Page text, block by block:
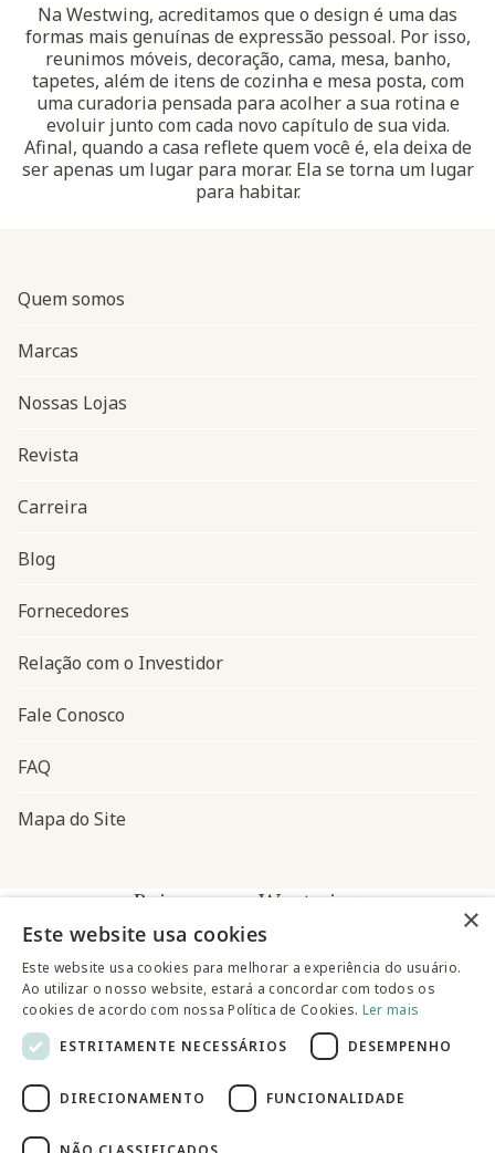
Na Westwing, acreditamos que o design é uma das
formas mais genuínas de expressão pessoal. Por isso,
reunimos móveis, decoração, cama, mesa, banho,
tapetes, além de itens de cozinha e mesa posta, com
uma curadoria pensada para acolher a sua rotina e
evoluir junto com cada novo capítulo de sua vida.
Afinal, quando a casa reflete quem você é, ela deixa de
ser apenas um lugar para morar. Ela se torna um lugar
para habitar.
Navegação do rodapé
Quem somos
Marcas
Nossas Lojas
Revista
Carreira
Blog
Fornecedores
Relação com o Investidor
Fale Conosco
FAQ
Mapa do Site
Baixe o app Westwing
@westwingbr
Somos uma empresa certificada
×
Este website usa cookies
Este website usa cookies para melhorar a experiência do usuário.
Ao utilizar o nosso website, estará a concordar com todos os
cookies de acordo com nossa Política de Cookies. Ler mais
ESTRITAMENTE NECESSÁRIOS
DESEMPENHO
DIRECIONAMENTO FUNCIONALIDADE